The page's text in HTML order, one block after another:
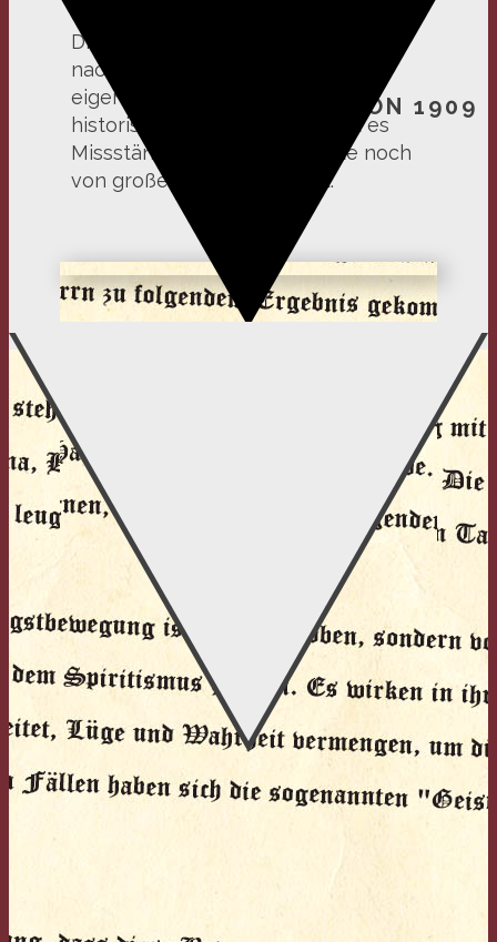
der Berliner Erklärung von 1909 an.
Diese Erklärung ist ihrem Wesen
nach kein Bekenntnistext im
eigentlichen Sinn, doch als
historisches Dokument spricht es
Missstände an, die auch heute noch
von großer Bedeutung sind.
ERKLÄRUNG VON 1909